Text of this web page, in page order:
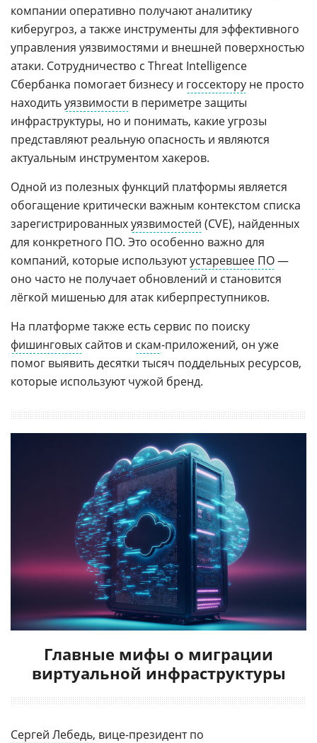
компании оперативно получают аналитику
киберугроз, а также инструменты для эффективного
управления уязвимостями и внешней поверхностью
атаки. Сотрудничество с Threat Intelligence
Сбербанка помогает бизнесу и госсектору не просто
находитьуязвимости в периметре защиты
инфраструктуры, но и понимать, какие угрозы
представляют реальную опасность и являются
актуальным инструментом хакеров.
Одной из полезных функций платформы является
обогащение критически важным контекстом списка
зарегистрированныхуязвимостей (CVE), найденных
для конкретного ПО. Это особенно важно для
компаний, которые используютустаревшее ПО—
оно часто не получает обновлений и становится
лёгкой мишенью для атак киберпреступников.
На платформе также есть сервис по поиску
фишинговых сайтов и скам-приложений, он уже
помог выявить десятки тысяч поддельных ресурсов,
которые используют чужой бренд.
Главные мифы о миграции
виртуальной инфраструктуры
Сергей Лебедь, вице-президент по